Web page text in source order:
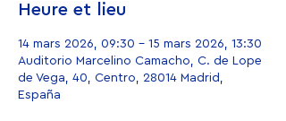
Heure et lieu
14 mars 2026, 09:30 – 15 mars 2026, 13:30
Auditorio Marcelino Camacho, C. de Lope
de Vega, 40, Centro, 28014 Madrid,
España